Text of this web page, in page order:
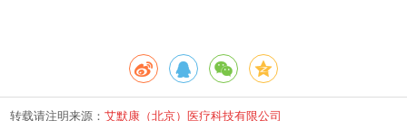
转载请注明来源： 艾默康（北京）医疗科技有限公司